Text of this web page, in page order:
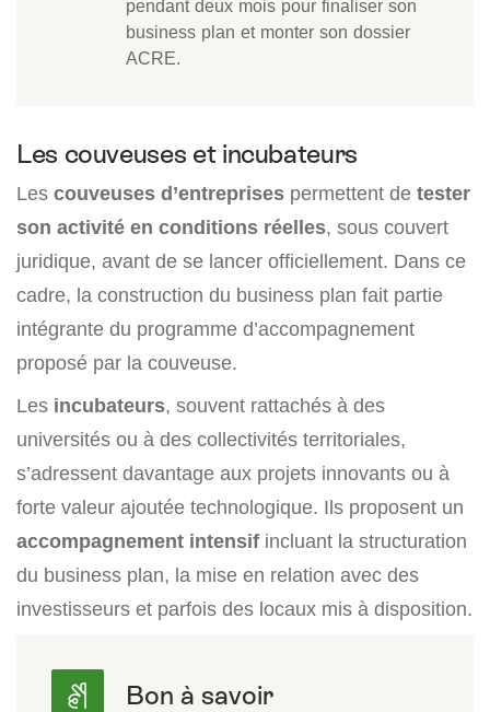
pendant deux mois pour finaliser son
business plan et monter son dossier
ACRE.
Les couveuses et incubateurs
Les couveuses d’entreprises permettent de tester
son activité en conditions réelles, sous couvert
juridique, avant de se lancer officiellement. Dans ce
cadre, la construction du business plan fait partie
intégrante du programme d’accompagnement
proposé par la couveuse.
Les incubateurs, souvent rattachés à des
universités ou à des collectivités territoriales,
s’adressent davantage aux projets innovants ou à
forte valeur ajoutée technologique. Ils proposent un
accompagnement intensif incluant la structuration
du business plan, la mise en relation avec des
investisseurs et parfois des locaux mis à disposition.